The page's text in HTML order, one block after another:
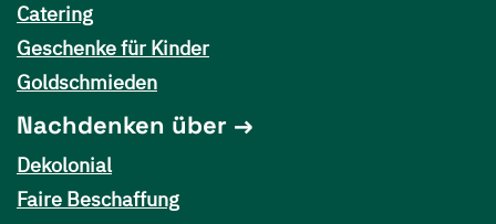
Catering
Geschenke für Kinder
Goldschmieden
Nachdenken über
Dekolonial
Faire Beschaffung